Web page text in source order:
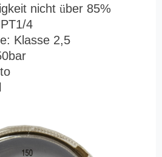
nicht über 85%
4
Klasse 2,5